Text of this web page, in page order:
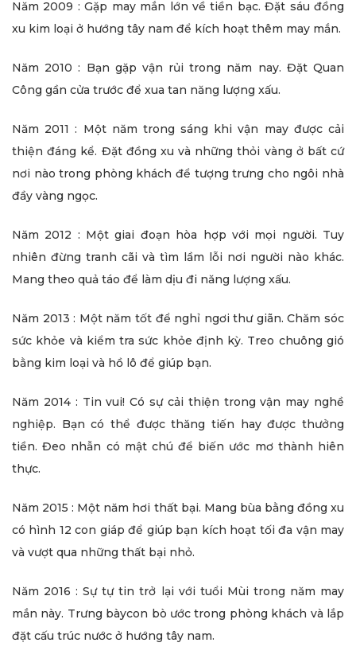
Năm 2009 : Gặp may mắn lớn về tiền bạc. Đặt sáu đồng
xu kim loại ở hướng tây nam để kích hoạt thêm may mắn.
Năm 2010 : Bạn gặp vận rủi trong năm nay. Đặt Quan
Công gần cửa trước để xua tan năng lượng xấu.
Năm 2011 : Một năm trong sáng khi vận may được cải
thiện đáng kể. Đặt đồng xu và những thỏi vàng ở bất cứ
nơi nào trong phòng khách để tượng trưng cho ngôi nhà
đầy vàng ngọc.
Năm 2012 : Một giai đoạn hòa hợp với mọi người. Tuy
nhiên đừng tranh cãi và tìm lầm lỗi nơi người nào khác.
Mang theo quả táo để làm dịu đi năng lượng xấu.
Năm 2013 : Một năm tốt để nghỉ ngơi thư giãn. Chăm sóc
sức khỏe và kiểm tra sức khỏe định kỳ. Treo chuông gió
bằng kim loại và hồ lô để giúp bạn.
Năm 2014 : Tin vui! Có sự cải thiện trong vận may nghề
nghiệp. Bạn có thể được thăng tiến hay được thưởng
tiền. Đeo nhẫn có mật chú để biến ước mơ thành hiên
thực.
Năm 2015 : Một năm hơi thất bại. Mang bùa bằng đồng xu
có hình 12 con giáp để giúp bạn kích hoạt tối đa vận may
và vượt qua những thất bại nhỏ.
Năm 2016 : Sự tự tin trở lại với tuổi Mùi trong năm may
mắn này. Trưng bàycon bò ước trong phòng khách và lắp
đặt cấu trúc nước ở hướng tây nam.